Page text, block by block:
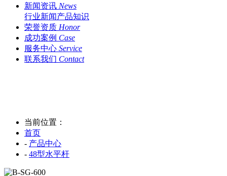
新闻资讯 News
行业新闻产品知识
荣誉资质 Honor
成功案例 Case
服务中心 Service
联系我们 Contact
当前位置：
首页
- 产品中心
- 48型水平杆